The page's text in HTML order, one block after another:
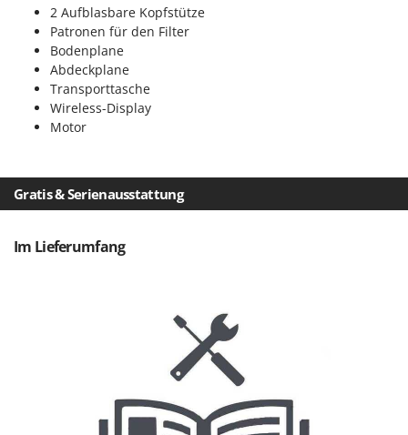
Staubsauger - Elektrobesen
Teppichreiniger und Teppichbodenreiniger
Thermische und mechanische Unkrautbrenner
Tomatenpressen
Traktor-Heckenscheren mit Ausleger
Umkehrfräsen
Vogelscheuchen - Vogelabwehr
Wasserpumpen
Intex
Iseki
Italyco
ITM
K
KAAZ
Karcher
2 Aufblasbare Kopfstütze
Patronen für den Filter
Bodenplane
Abdeckplane
Transporttasche
Wireless-Display
Motor
Gratis & Serienausstattung
Im Lieferumfang